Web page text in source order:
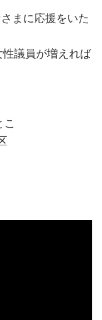
まに応援をいた
議員が増えれば